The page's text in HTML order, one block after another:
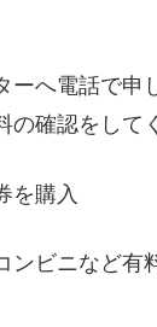
ーへ電話で申
の確認をして
を購入
ンビニなど有